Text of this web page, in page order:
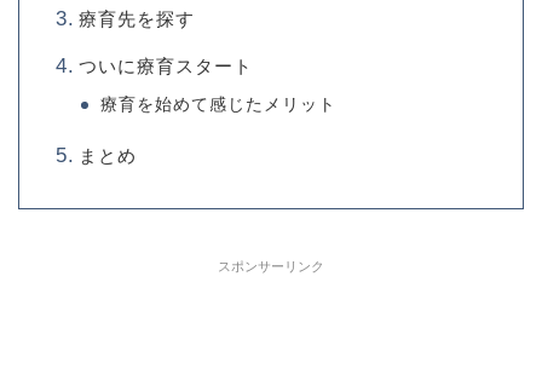
療育先を探す
ついに療育スタート
療育を始めて感じたメリット
まとめ
スポンサーリンク